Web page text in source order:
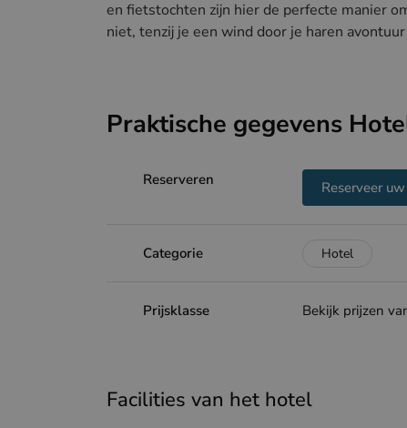
en fietstochten zijn hier de perfecte manier
niet, tenzij je een wind door je haren
Praktische gegevens
Reserveren Reserveer
Categorie Hotel
Prijsklasse Bekijk prijzen
Facilities van het hotel